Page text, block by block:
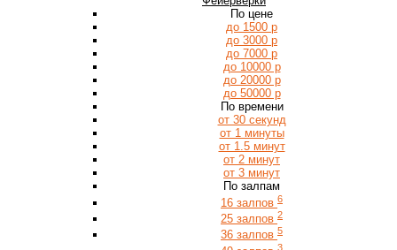
По цене
до 1500 р
до 3000 р
до 7000 р
до 10000 р
до 20000 р
до 50000 р
По времени
от 30 секунд
от 1 минуты
от 1.5 минут
от 2 минут
от 3 минут
По залпам
16 залпов 6
25 залпов 2
36 залпов 5
3